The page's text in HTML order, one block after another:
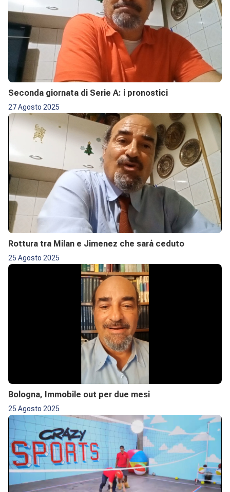
Seconda giornata di Serie A: i pronostici
27 Agosto 2025
Rottura tra Milan e Jimenez che sarà ceduto
25 Agosto 2025
Bologna, Immobile out per due mesi
25 Agosto 2025